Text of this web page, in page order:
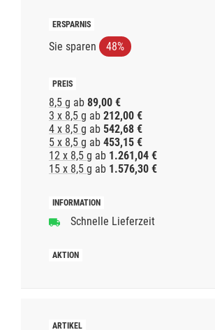
Sie sparen 48%
8,5 g ab 89,00 €
3 x 8,5 g ab 212,00 €
4 x 8,5 g ab 542,68 €
5 x 8,5 g ab 453,15 €
12 x 8,5 g ab 1.261,04 €
15 x 8,5 g ab 1.576,30 €
Schnelle Lieferzeit